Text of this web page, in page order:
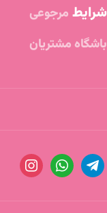
شرایط مرجوعی
باشگاه مشتریان